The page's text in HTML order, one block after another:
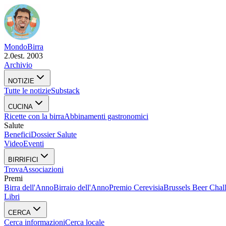
MondoBirra
2.0est. 2003
Archivio
NOTIZIE
Tutte le notizieSubstack
CUCINA
Ricette con la birraAbbinamenti gastronomici
Salute
BeneficiDossier Salute
VideoEventi
BIRRIFICI
TrovaAssociazioni
Premi
Birra dell'AnnoBirraio dell'AnnoPremio CerevisiaBrussels Beer
Libri
CERCA
Cerca informazioniCerca locale